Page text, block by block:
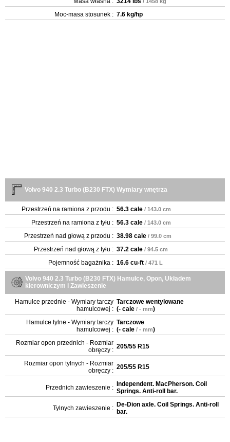
/ 1458 kg
Moc-masa stosunek : 7.6 kg/hp
Volvo 940 2.3 Turbo (B230 FTX) Wymiary wnętrza
Przestrzeń na ramiona z przodu : 56.3 cale / 143.0 cm
Przestrzeń na ramiona z tyłu : 56.3 cale / 143.0 cm
Przestrzeń nad głową z przodu : 38.98 cale / 99.0 cm
Przestrzeń nad głową z tyłu : 37.2 cale / 94.5 cm
Pojemność bagażnika : 16.6 cu-ft / 471 L
Volvo 940 2.3 Turbo (B230 FTX) Hamulce, Opon, Układem
kierowniczym i Zawieszenie
Hamulce przednie - Wymiary tarczy
hamulcowej :
Tarczowe wentylowane
(- cale / - mm)
Hamulce tylne - Wymiary tarczy
hamulcowej :
Tarczowe
(- cale / - mm)
Rozmiar opon przednich - Rozmiar
obręczy : 205/55 R15
Rozmiar opon tylnych - Rozmiar
obręczy : 205/55 R15
Przednich zawieszenie :
Independent. MacPherson. Coil
Springs. Anti-roll bar.
Tylnych zawieszenie : De-Dion axle. Coil Springs. Anti-roll
bar.